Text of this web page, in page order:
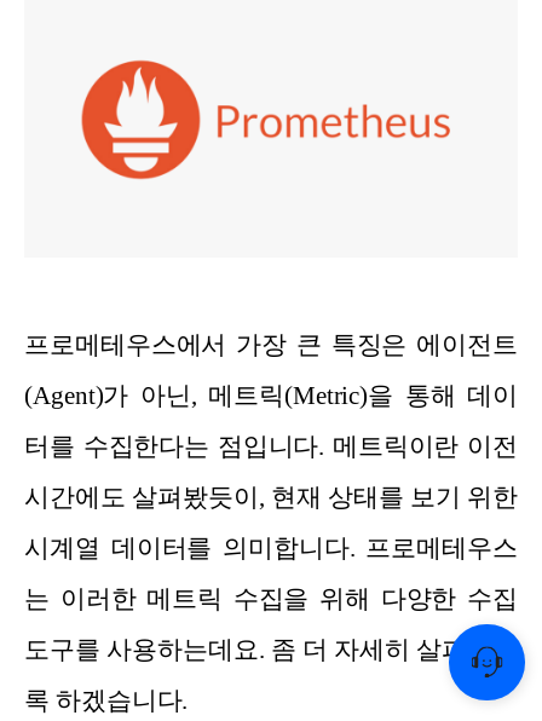
프로메테우스에서 가장 큰 특징은 에이전트
(Agent)가 아닌, 메트릭(Metric)을 통해 데이
터를 수집한다는 점입니다. 메트릭이란 이전
시간에도 살펴봤듯이, 현재 상태를 보기 위한
시계열 데이터를 의미합니다. 프로메테우스
는 이러한 메트릭 수집을 위해 다양한 수집
도구를 사용하는데요. 좀 더 자세히 살펴보도
록 하겠습니다.